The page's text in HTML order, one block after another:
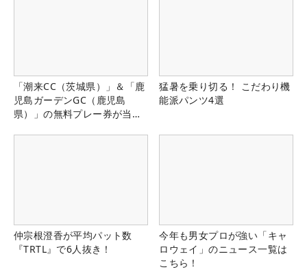
「潮来CC（茨城県）」＆「鹿
児島ガーデンGC（鹿児島
県）」の無料プレー券が当た
猛暑を乗り切る！ こだわり機
能派パンツ4選
仲宗根澄香が平均パット数
『TRTL』で6人抜き！
今年も男女プロが強い「キャ
ロウェイ」のニュース一覧は
こちら！